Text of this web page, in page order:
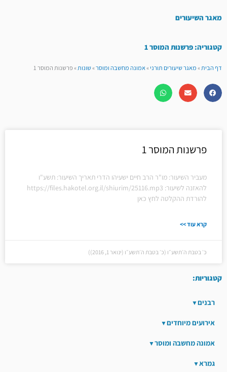
מאגר השיעורים
קטגוריה: פרשנות המוסר 1
דף הבית»מאגר שיעורים תורני»אמונה מחשבה ומוסר»שונות»פרשנות המוסר 1
פרשנות המוסר 1
מעביר השיעור: מו"ר הרב חיים ישעיהו הדרי תאריך השיעור: תשע"ו
להאזנה לשיעור: https://files.hakotel.org.il/shiurim/25116.mp3
להורדת ההקלטה לחץ כאן
קרא עוד >>
כ׳ בטבת ה׳תשע״ו (כ׳ בטבת ה׳תשע״ו (ינואר 1, 2016))
קטגוריות:
רבנים
אירועים מיוחדים
אמונה מחשבה ומוסר
גמרא